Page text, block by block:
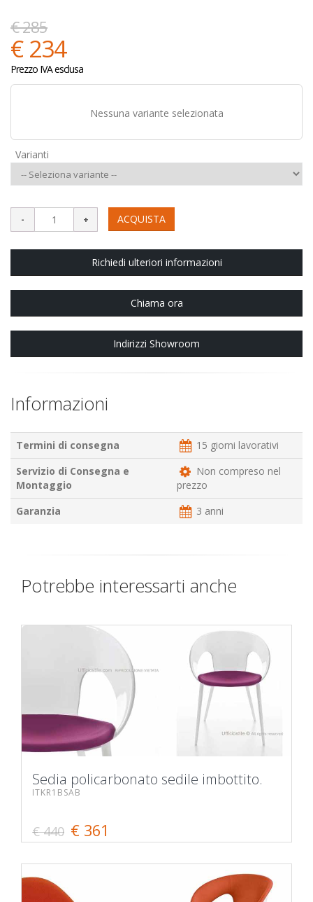
€ 285
€ 234
Prezzo IVA esclusa
Nessuna variante selezionata
Varianti
ACQUISTA
Richiedi ulteriori informazioni
Chiama ora
Indirizzi Showroom
Informazioni
Termini di consegna
15 giorni lavorativi
Servizio di Consegna e
Montaggio
Non compreso nel
prezzo
Garanzia
3 anni
Potrebbe interessarti anche
Sedia policarbonato sedile imbottito.
ITKR1BSAB
€ 440 € 361